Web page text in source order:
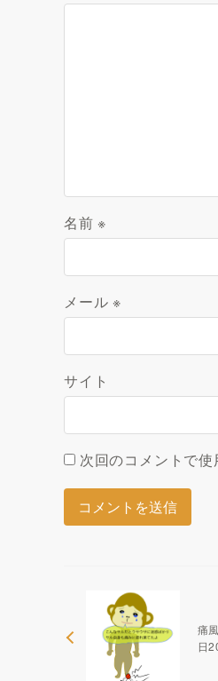
名前※
メール※
サイト
次回のコメントで
痛
日